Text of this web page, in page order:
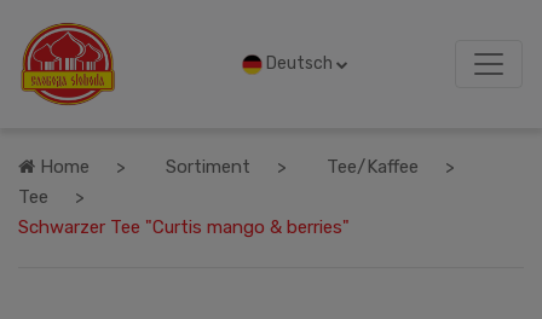
Deutsch
Home Sortiment
Tee/Kaffee
Tee
Schwarzer Tee "Curtis mango & berries"